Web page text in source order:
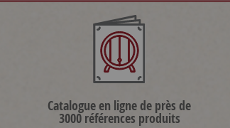
Catalogue en ligne de près de
3000 références produits